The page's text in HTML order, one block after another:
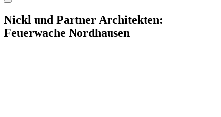
Nickl und Partner Architekten:
Feuerwache Nordhausen